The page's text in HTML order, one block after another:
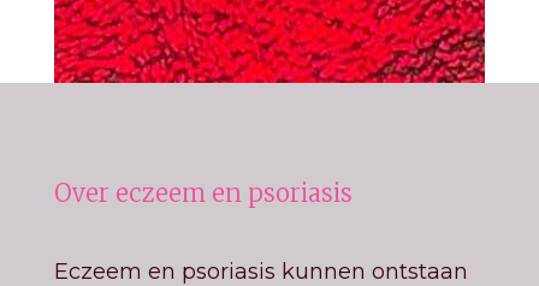
Over eczeem en psoriasis
Eczeem en psoriasis kunnen ontstaan